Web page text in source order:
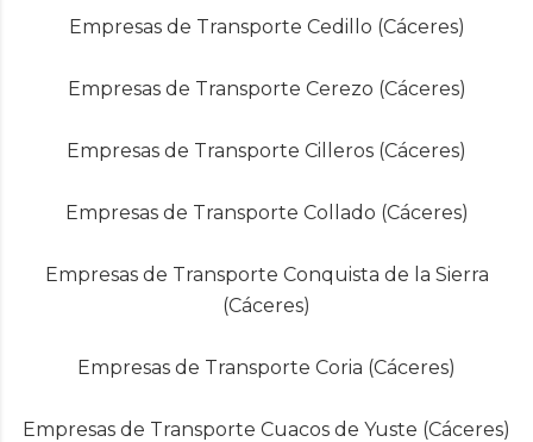
Empresas de Transporte Cedillo (Cáceres)
Empresas de Transporte Cerezo (Cáceres)
Empresas de Transporte Cilleros (Cáceres)
Empresas de Transporte Collado (Cáceres)
Empresas de Transporte Conquista de la Sierra
(Cáceres)
Empresas de Transporte Coria (Cáceres)
Empresas de Transporte Cuacos de Yuste (Cáceres)